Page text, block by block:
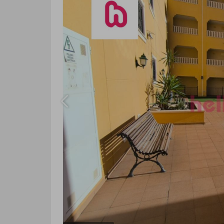
Previous